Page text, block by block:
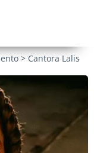
> Cantora Lalis